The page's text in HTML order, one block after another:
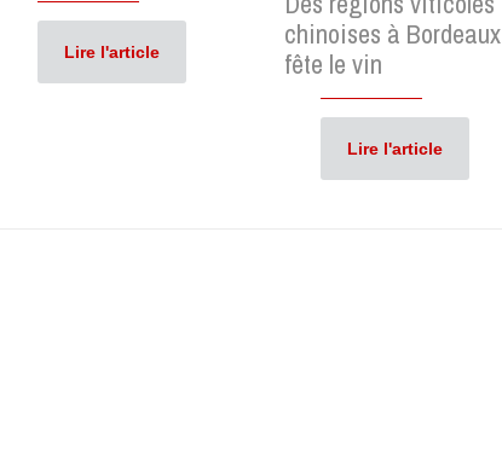
Lire l'article
chinoises à Bordeaux
fête le vin
Lire l'article